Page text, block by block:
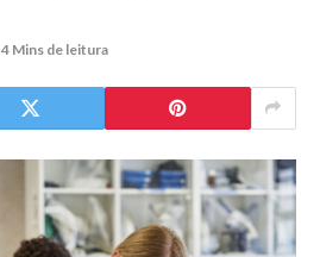
4 Mins de leitura